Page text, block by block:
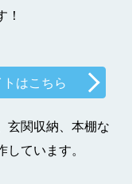
！
はこちら
玄関収納、本棚な
ています。